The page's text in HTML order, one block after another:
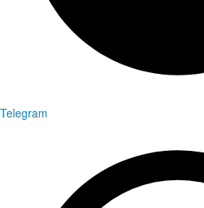
Telegram